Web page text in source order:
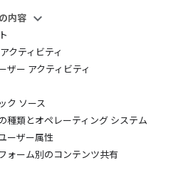
内容
クティビティ
ザー アクティビティ
ク ソース
種類とオペレーティング システム
ーザー属性
ォーム別のコンテンツ共有